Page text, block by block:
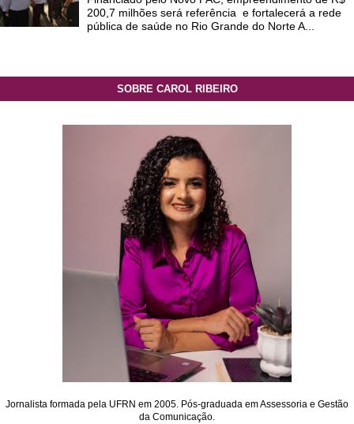
200,7 milhões será referência e fortalecerá a rede
pública de saúde no Rio Grande do Norte A...
SOBRE CAROL RIBEIRO
Jornalista formada pela UFRN em 2005. Pós-graduada em Assessoria e Gestão
da Comunicação.